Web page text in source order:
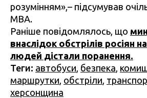
розумінням»,– підсумував
МВА.
Раніше повідомлялось, що
внаслідок обстрілів росіян
людей дістали поранення.
Теги: автобуси безпека
маршрутки обстріли
херсонщина